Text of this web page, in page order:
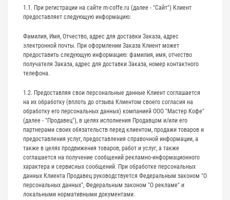
1.1. При регистрации на сайте m-coffe.ru (далее - "Сайт") Клиент
предоставляет следующую информацию:
Фамилия, Имя, Отчество, адрес для доставки Заказа, адрес
электронной почты. При оформлении Заказа Клиент может
предоставить следующую информацию: фамилия, имя, отчество
получателя Заказа, адрес для доставки Заказа, номер контактного
телефона.
1.2. Предоставляя свои персональные данные Клиент соглашается
на их обработку (вплоть до отзыва Клиентом своего согласия на
обработку его персональных данных) компанией ООО "Мастер Кофе"
(далее - "Продавец"), в целях исполнения Продавцом и/или его
партнерами своих обязательств перед клиентом, продажи товаров и
предоставления услуг, предоставления справочной информации, а
также в целях продвижения товаров, работ и услуг, а также
соглашается на получение сообщений рекламно-информационного
характера и сервисных сообщений. При обработке персональных
данных Клиента Продавец руководствуется Федеральным законом "О
персональных данных", Федеральным законом "О рекламе" и
локальными нормативными документами.